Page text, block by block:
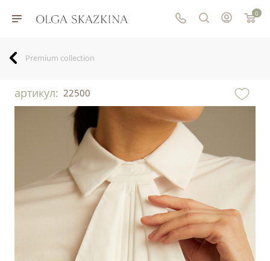
0
Premium collection
артикул: 22500